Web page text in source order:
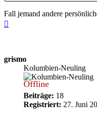
Fall jemand andere
grismo
Kolumbien-Neuling
Offline
Beiträge: 18
Registriert: 27. Juni